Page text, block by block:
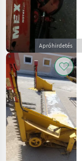
Apróhirdetés